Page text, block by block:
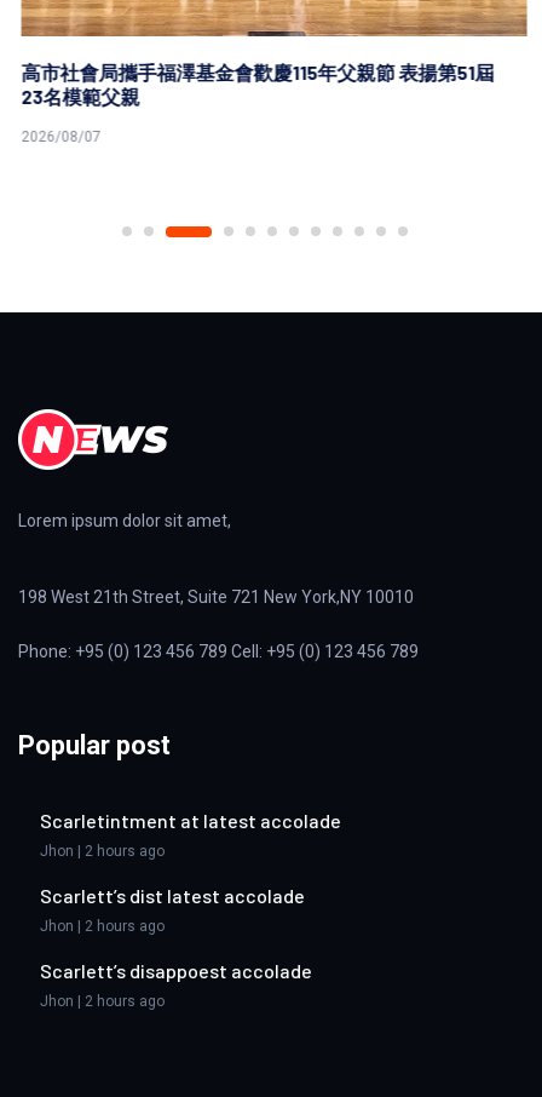
高市社會局攜手福澤基金會歡慶115年父親節 表揚第51屆
23名模範父親
2026/08/07
Lorem ipsum dolor sit amet,
198 West 21th Street, Suite 721 New York,NY 10010
Phone: +95 (0) 123 456 789 Cell: +95 (0) 123 456 789
Popular post
Scarletintment at latest accolade
Jhon | 2 hours ago
Scarlett’s dist latest accolade
Jhon | 2 hours ago
Scarlett’s disappoest accolade
Jhon | 2 hours ago